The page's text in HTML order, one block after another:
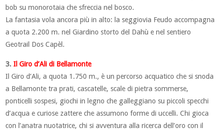
bob su monorotaia che sfreccia nel bosco.
La fantasia vola ancora più in alto: la seggiovia Feudo accompagna
a quota 2.200 m. nel Giardino storto del Dahù e nel sentiero
Geotrail Dos Capèl.
3.Il Giro d’Ali di Bellamonte
Il Giro d’Ali, a quota 1.750 m., è un percorso acquatico che si snoda
a Bellamonte tra prati, cascatelle, scale di pietra sommerse,
ponticelli sospesi, giochi in legno che galleggiano su piccoli specchi
d’acqua e curiose zattere che assumono forme di uccelli. Chi gioca
con l’anatra nuotatrice, chi si avventura alla ricerca dell’oro con il